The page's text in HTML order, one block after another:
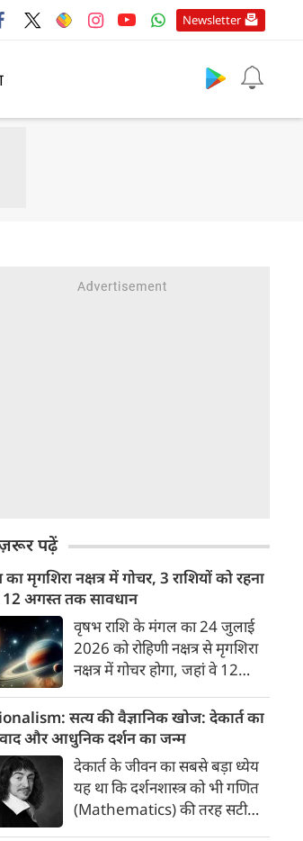
Newsletter
पढ़ें
मृगशिरा नक्षत्र में गोचर, 3 राशियों को रहना
12 अगस्त तक सावधान
वृषभ राशि के मंगल का 24 जुलाई
2026 को रोहिणी नक्षत्र से मृगशिरा
नक्षत्र में गोचर होगा, जहां वे 12
परिवर्तन के चलते 3 राशि के लोगों
को 12 अगस्त तक रहना होगा
सावधान। चलिए जानते हैं कि किन
राशि 3 राशियों को रहना होगा
सावधान।
सत्य की वैज्ञानिक खोज: देकार्त का
और आधुनिक दर्शन का जन्म
देकार्त के जीवन का सबसे बड़ा ध्येय
यह था कि दर्शनशास्त्र को भी गणित
(Mathematics) की तरह सटीक,